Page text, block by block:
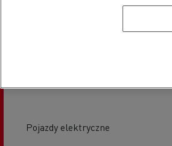
Pojazdy elektryczne